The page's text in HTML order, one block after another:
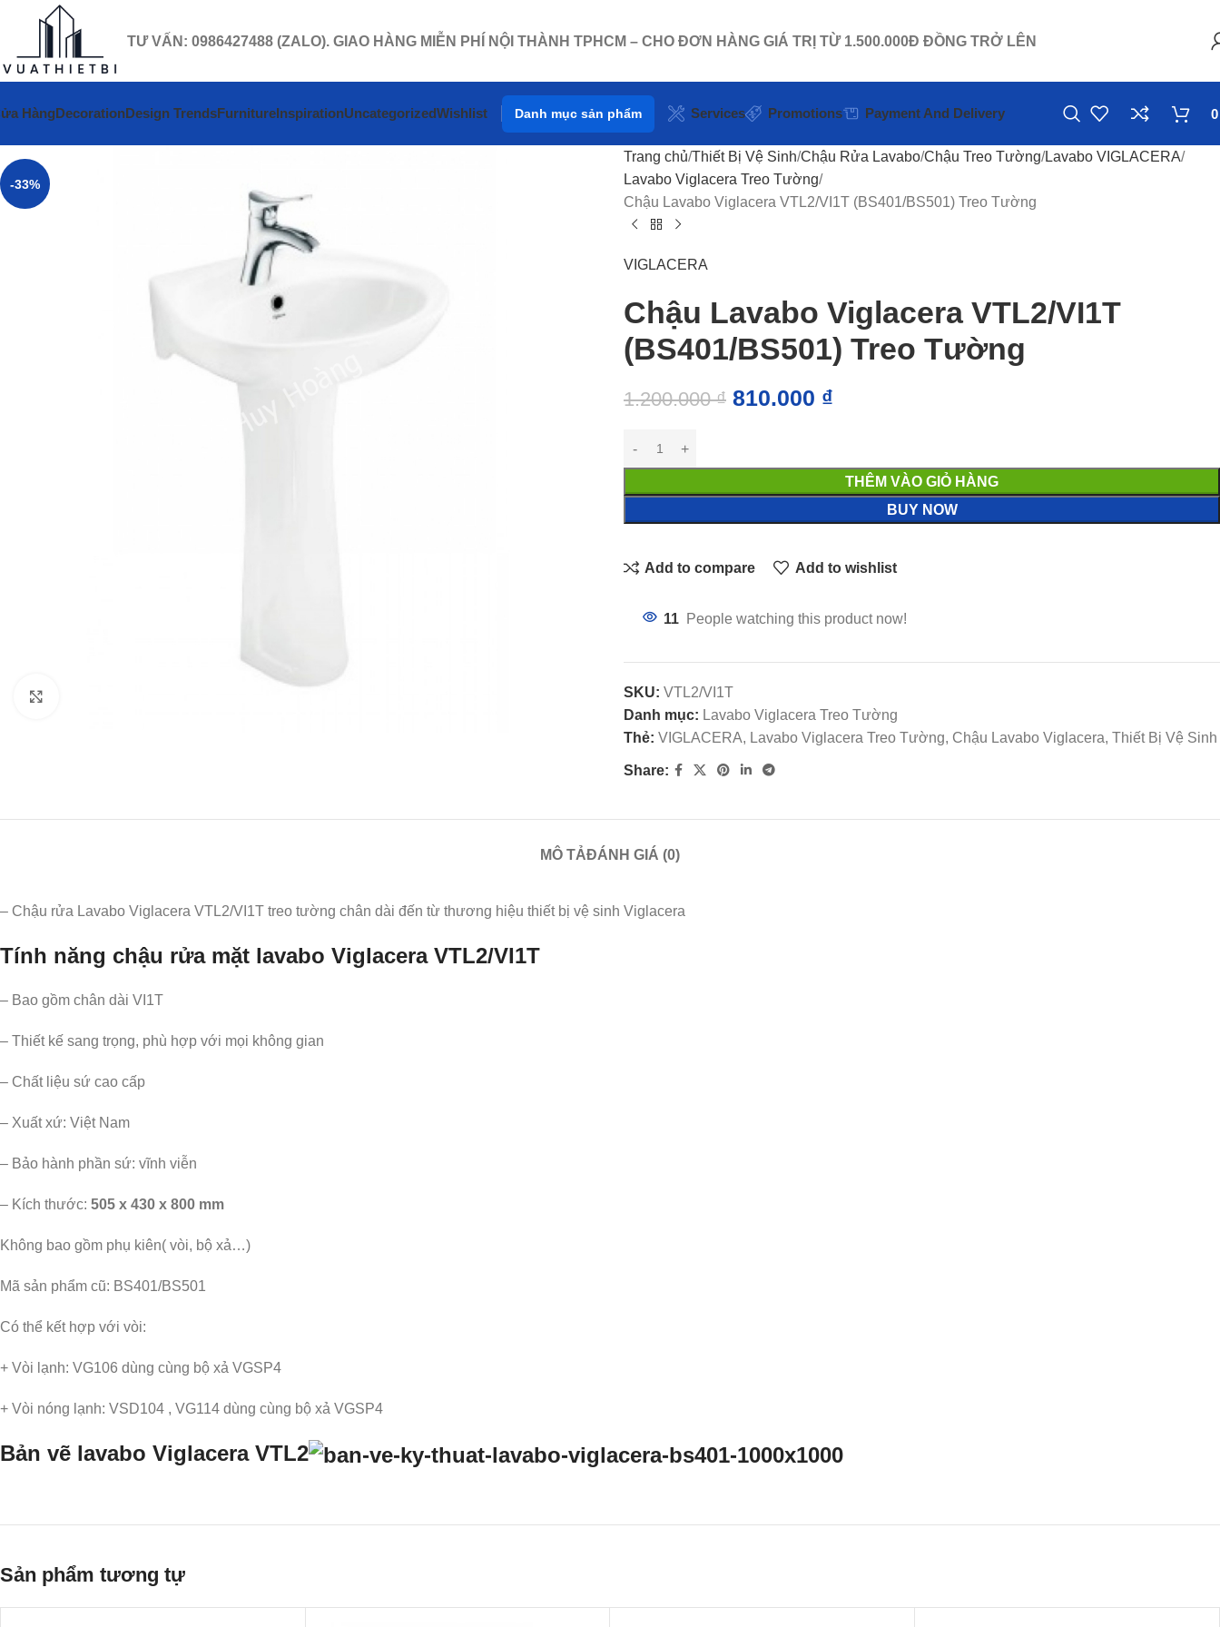
TƯ VẤN: 0986427488 (ZALO). GIAO HÀNG MIỄN PHÍ NỘI THÀNH TPHCM – CHO ĐƠN HÀNG GIÁ TRỊ TỪ 1.500.000Đ ĐỒNG TRỞ LÊN
HàngDecorationDesign TrendsFurnitureInspirationUncategorizedWishlist Danh mục sản phẩm Services Promotions Payment And Delivery
-33%
Trang chủ Thiết Bị Vệ Sinh Chậu Rửa Lavabo Chậu Treo Tường Lavabo VIGLACERA
Lavabo Viglacera Treo Tường
Chậu Lavabo Viglacera VTL2/VI1T (BS401/BS501) Treo Tường
VIGLACERA
Chậu Lavabo Viglacera VTL2/VI1T
(BS401/BS501) Treo Tường
1.200.000₫ 810.000 ₫
THÊM VÀO GIỎ HÀNG
BUY NOW
Add to compare Add to wishlist
11 People watching this product now!
SKU: VTL2/VI1T
Danh mục: Lavabo Viglacera Treo Tường
Thẻ: VIGLACERA, Lavabo Viglacera Treo Tường, Chậu Lavabo Viglacera, Thiết Bị Vệ Sinh
Share:
MÔ TẢĐÁNH GIÁ (0)
– Chậu rửa Lavabo Viglacera VTL2/VI1T treo tường chân dài đến từ thương hiệu thiết bị vệ sinh Viglacera
Tính năng chậu rửa mặt lavabo Viglacera VTL2/VI1T
– Bao gồm chân dài VI1T
– Thiết kế sang trọng, phù hợp với mọi không gian
– Chất liệu sứ cao cấp
– Xuất xứ: Việt Nam
– Bảo hành phần sứ: vĩnh viễn
– Kích thước: 505 x 430 x 800 mm
Không bao gồm phụ kiên( vòi, bộ xả…)
Mã sản phẩm cũ: BS401/BS501
Có thể kết hợp với vòi:
+ Vòi lạnh: VG106 dùng cùng bộ xả VGSP4
+ Vòi nóng lạnh: VSD104 , VG114 dùng cùng bộ xả VGSP4
Bản vẽ lavabo Viglacera VTL2
Sản phẩm tương tự